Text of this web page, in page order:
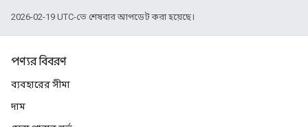
2026-02-19 UTC-তে শেষবার আপডেট করা হয়েছে।
পণ্যর বিবরণ
ব্যবহারের সীমা
দাম